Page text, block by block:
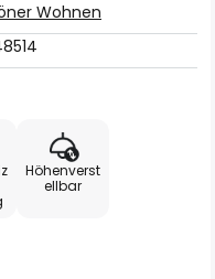
Wohnen
Höhenverst
ellbar